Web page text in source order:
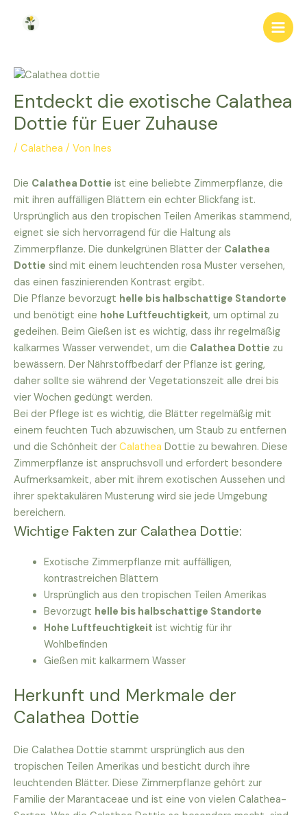
Main
Entdeckt die exotische Calathea
Dottie für Euer Zuhause
/ Calathea / Von Ines
Die Calathea Dottie ist eine beliebte Zimmerpflanze, die
mit ihren auffälligen Blättern ein echter Blickfang ist.
Ursprünglich aus den tropischen Teilen Amerikas stammend,
eignet sie sich hervorragend für die Haltung als
Zimmerpflanze. Die dunkelgrünen Blätter der Calathea
Dottie sind mit einem leuchtenden rosa Muster versehen,
das einen faszinierenden Kontrast ergibt.
Die Pflanze bevorzugt helle bis halbschattige Standorte
und benötigt eine hohe Luftfeuchtigkeit, um optimal zu
gedeihen. Beim Gießen ist es wichtig, dass ihr regelmäßig
kalkarmes Wasser verwendet, um die Calathea Dottie zu
bewässern. Der Nährstoffbedarf der Pflanze ist gering,
daher sollte sie während der Vegetationszeit alle drei bis
vier Wochen gedüngt werden.
Bei der Pflege ist es wichtig, die Blätter regelmäßig mit
einem feuchten Tuch abzuwischen, um Staub zu entfernen
und die Schönheit der Calathea Dottie zu bewahren. Diese
Zimmerpflanze ist anspruchsvoll und erfordert besondere
Aufmerksamkeit, aber mit ihrem exotischen Aussehen und
ihrer spektakulären Musterung wird sie jede Umgebung
bereichern.
Wichtige Fakten zur Calathea Dottie:
Exotische Zimmerpflanze mit auffälligen,
kontrastreichen Blättern
Ursprünglich aus den tropischen Teilen Amerikas
Bevorzugt helle bis halbschattige Standorte
Hohe Luftfeuchtigkeit ist wichtig für ihr
Wohlbefinden
Gießen mit kalkarmem Wasser
Herkunft und Merkmale der
Calathea Dottie
Die Calathea Dottie stammt ursprünglich aus den
tropischen Teilen Amerikas und besticht durch ihre
leuchtenden Blätter. Diese Zimmerpflanze gehört zur
Familie der Marantaceae und ist eine von vielen Calathea-